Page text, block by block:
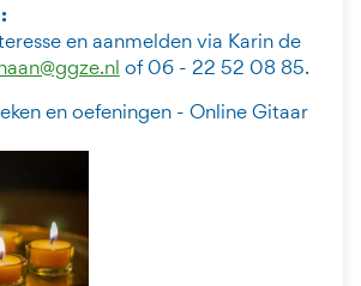
en aanmelden via Karin de
of 06 - 22 52 08 85.